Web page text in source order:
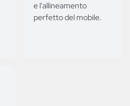
e l'allineamento
perfetto del mobile.